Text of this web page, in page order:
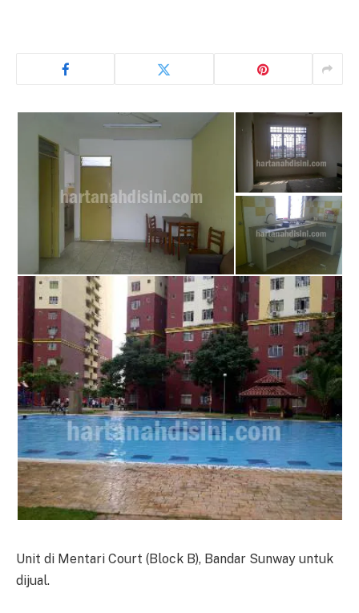
Unit di Mentari Court (Block B), Bandar Sunway untuk
dijual.